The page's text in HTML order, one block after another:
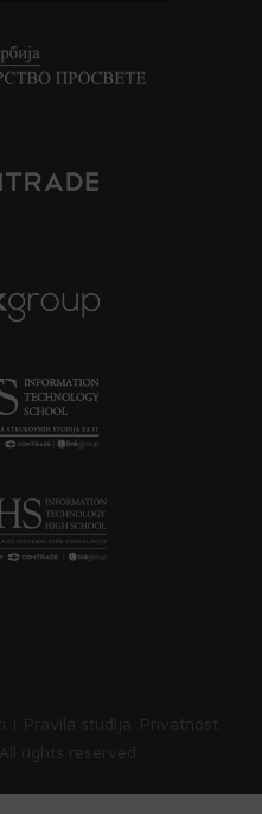
| Pravila studija Privatnost
rights reserved.